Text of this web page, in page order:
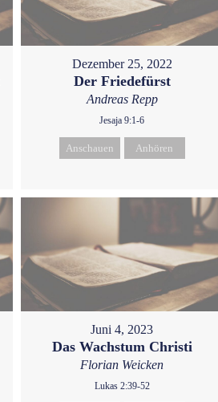
Dezember 25, 2022
Der Friedefürst
Andreas Repp
Jesaja 9:1-6
Anschauen Anhören
Juni 4, 2023
Das Wachstum Christi
Florian Weicken
Lukas 2:39-52